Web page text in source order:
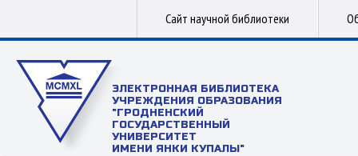
Сайт научной библиотеки
ЭЛЕКТРОННАЯ БИБЛИОТЕКА
УЧРЕЖДЕНИЯ ОБРАЗОВАНИЯ
"ГРОДНЕНСКИЙ
ГОСУДАРСТВЕННЫЙ
УНИВЕРСИТЕТ
ИМЕНИ ЯНКИ КУПАЛЫ"